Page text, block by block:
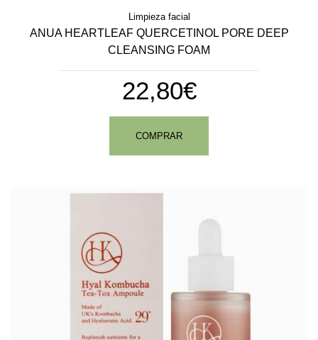
Limpieza facial
ANUA HEARTLEAF QUERCETINOL PORE DEEP
CLEANSING FOAM
22,80€
COMPRAR